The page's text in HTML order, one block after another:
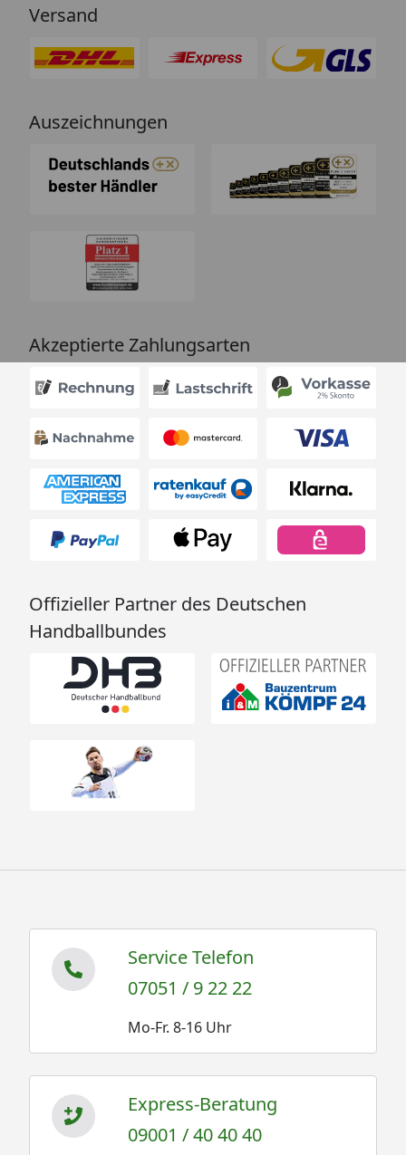
Versand
Auszeichnungen
Akzeptierte Zahlungsarten
Offizieller Partner des Deutschen
Handballbundes
Service Telefon
07051 / 9 22 22
Mo-Fr. 8-16 Uhr
Express-Beratung
09001 / 40 40 40